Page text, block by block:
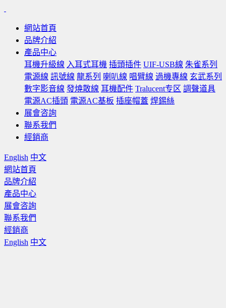
網站首頁
品牌介紹
產品中心
耳機升級線 入耳式耳機 插頭插件 UIF-USB線 朱雀系列
電源線 訊號線 龍系列 喇叭線 唱臂線 過機專線 玄武系列
數字影音線 發燒散線 耳機配件 Tralucent专区 調聲道具
電源AC插頭 電源AC基板 插座帽蓋 焊錫絲
展會咨詢
聯系我們
經銷商
English 中文
網站首頁
品牌介紹
產品中心
展會咨詢
聯系我們
經銷商
English 中文